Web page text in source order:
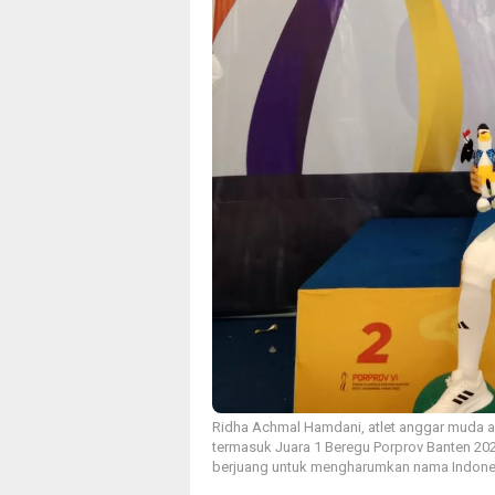
Ridha Achmal Hamdani, atlet anggar muda
termasuk Juara 1 Beregu Porprov Banten
berjuang untuk mengharumkan nama